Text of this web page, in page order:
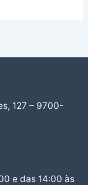
127 – 9700-
e das 14:00 às